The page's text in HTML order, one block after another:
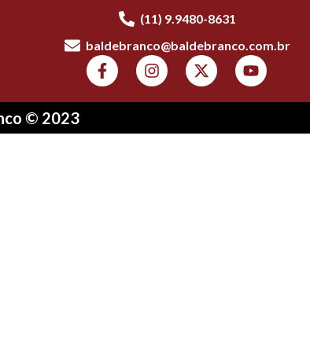
(11) 9.9480-8631
baldebranco@baldebranco.com.br
© 2023